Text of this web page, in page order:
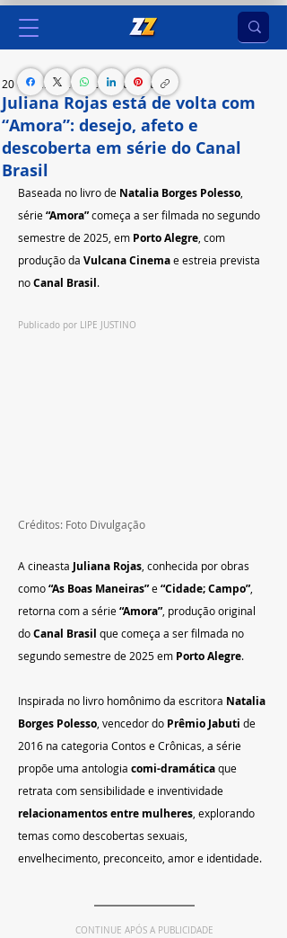
Juliana Rojas está de volta com
“Amora”: desejo, afeto e
descoberta em série do Canal
Brasil
20 de jul. de 2025 2 min de leitura
Baseada no livro de Natalia Borges Polesso
série “Amora” começa a ser filmada no segundo
semestre de 2025, em Porto Alegre , com
produção da Vulcana Cinema e estreia prevista
no Canal Brasil.
Publicado por LIPE JUSTINO
Créditos: Foto Divulgação
A cineasta Juliana Rojas , conhecida por obras
como “As Boas Maneiras” e “Cidade; Campo”
retorna com a série “Amora” , produção original
do Canal Brasil que começa a ser filmada no
segundo semestre de 2025 em Porto Alegre.
Inspirada no livro homônimo da escritora Natalia
Borges Polesso , vencedor do Prêmio Jabuti de
2016 na categoria Contos e Crônicas, a série
propõe uma antologia comi-dramática que
retrata com sensibilidade e inventividade
relacionamentos entre mulheres , explorando
temas como descobertas sexuais,
envelhecimento, preconceito, amor e identidade.
CONTINUE APÓS A PUBLICIDADE